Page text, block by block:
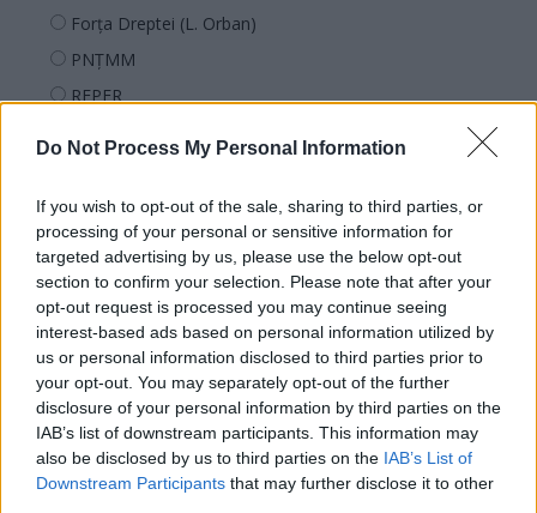
Do Not Process My Personal Information
If you wish to opt-out of the sale, sharing to third parties, or
processing of your personal or sensitive information for
targeted advertising by us, please use the below opt-out
section to confirm your selection. Please note that after your
opt-out request is processed you may continue seeing
interest-based ads based on personal information utilized by
us or personal information disclosed to third parties prior to
your opt-out. You may separately opt-out of the further
disclosure of your personal information by third parties on the
IAB’s list of downstream participants. This information may
also be disclosed by us to third parties on the IAB’s List of
Downstream Participants that may further disclose it to other
Forța Dreptei (L. Orban)
PNȚMM
REPER
POT (Gavrilă)
PACE (Peia)
Acțiunea Conservatoare (Târziu)
PDF (Lazarus)
PUSL (D. Voiculescu)
PNȚCD (Pavelescu)
PNCR (Terheș)
Partidul Patrioților (Surugiu)
FAR (Coarnă)